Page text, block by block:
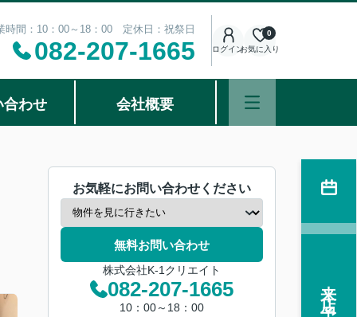
時間：10：00～18：00 定休日：祝祭日
082-207-1665 ログインお気に入り
0
合わせ 会社概要
お気軽にお問い合わせください
無料お問い合わせ
株式会社K-1クリエイト
082-207-1665
10：00～18：00
来店予約